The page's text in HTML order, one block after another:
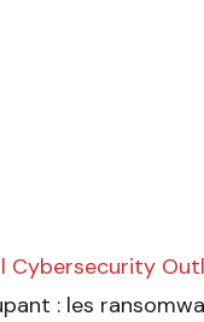
Cybersecurity
: les